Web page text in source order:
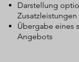
Darstellung
Zusatzleistungen
Übergabe eines
Angebots